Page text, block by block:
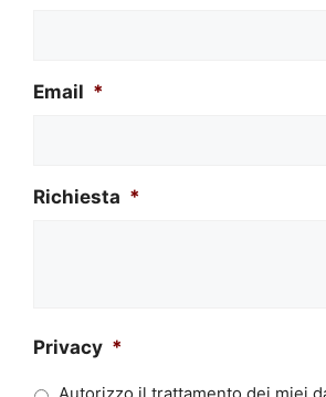
Email *
Richiesta *
Privacy *